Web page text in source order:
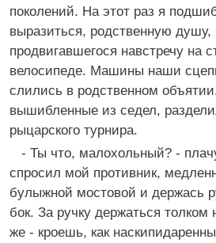
поколений. На этот раз я
выразиться, родственную душу,
продвигавшегося навстречу на
велосипеде. Машины наши
слились в родственном
вышибленные из седел,
рыцарского турнира.
- Ты что, малохольный? -
спросил мой противник,
булыжной мостовой и держась
бок. За ручку держаться
же - кроешь, как